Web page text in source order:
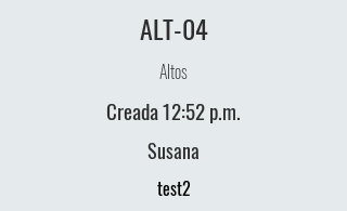
ALT-04
Altos
Creada 12:52 p.m.
Susana
test2